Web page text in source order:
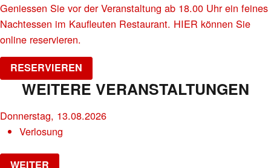
Geniessen Sie vor der Veranstaltung ab 18.00 Uhr ein feines
Nachtessen im Kaufleuten Restaurant. HIER können Sie
online reservieren.
RESERVIEREN
WEITERE VERANSTALTUNGEN
Donnerstag, 13.08.2026
Verlosung
WEITER